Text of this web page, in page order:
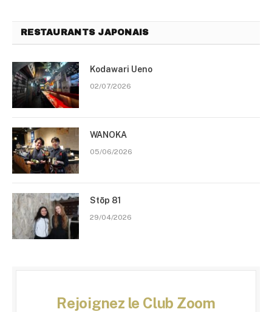
RESTAURANTS JAPONAIS
Kodawari Ueno
02/07/2026
WANOKA
05/06/2026
Stōp 81
29/04/2026
Rejoignez le Club Zoom